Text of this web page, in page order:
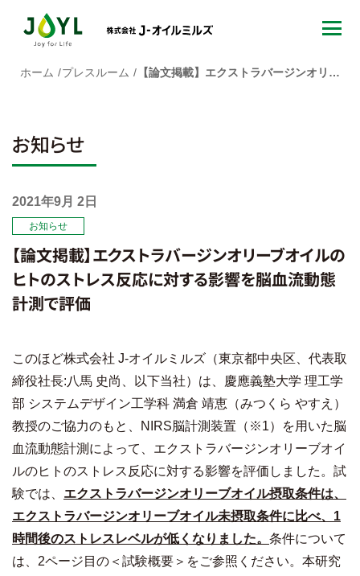
ホーム プレスルーム 【論文掲載】エクストラバージンオリーブオイルの ヒトのストレス反応に対する影響を脳血流動態計測で評価
お知らせ
2021年9月 2日
お知らせ
【論文掲載】エクストラバージンオリーブオイルの
ヒトのストレス反応に対する影響を脳血流動態
計測で評価
このほど株式会社 J-オイルミルズ（東京都中央区、代表取
締役社長:八馬 史尚、以下当社）は、慶應義塾大学 理工学
部 システムデザイン工学科 満倉 靖恵（みつくら やすえ）
教授のご協力のもと、NIRS脳計測装置（※1）を用いた脳
血流動態計測によって、エクストラバージンオリーブオイ
ルのヒトのストレス反応に対する影響を評価しました。試
験では、 エクストラバージンオリーブオイル摂取条件は、
エクストラバージンオリーブオイル未摂取条件に比べ、 1
時間後のストレスレベルが低くなりました。 条件について
は、2ページ目の＜試験概要＞をご参照ください。本研究